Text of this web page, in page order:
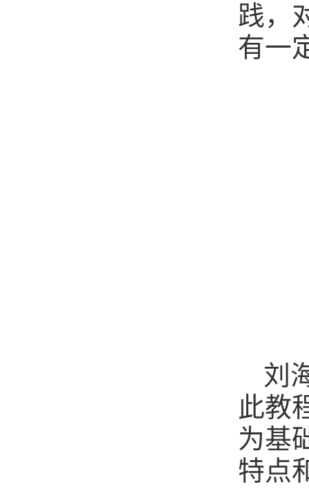
践，
有一
刘
此教
为基
特点